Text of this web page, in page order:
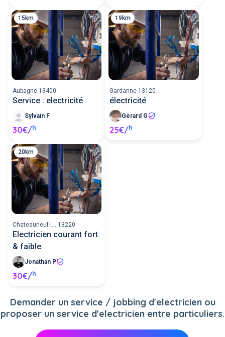
15km
Aubagne 13400
Service : electricité
Sylvain F
30€/h
19km
Gardanne 13120
électricité
Gérard G
25€/h
20km
Chateauneuf-l... 13220
Electricien courant fort
& faible
Jonathan P
30€/h
Demander un service / jobbing d'electricien ou
proposer un service d'electricien entre particuliers.